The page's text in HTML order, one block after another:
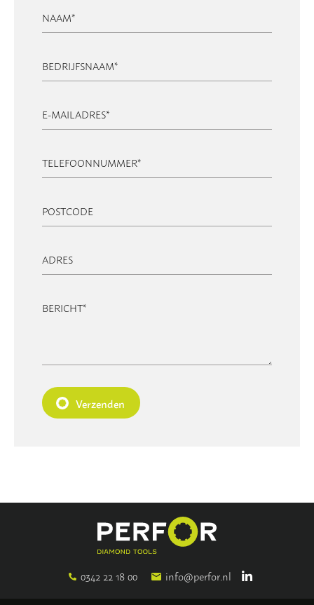
NAAM*
BEDRIJFSNAAM*
E-MAILADRES*
TELEFOONNUMMER*
POSTCODE
ADRES
BERICHT*
Verzenden
0342 22 18 00 info@perfor.nl